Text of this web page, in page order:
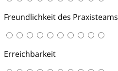
Freundlichkeit des Praxisteams
Erreichbarkeit